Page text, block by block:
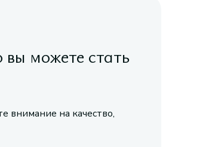
вы можете стать
внимание на качество,